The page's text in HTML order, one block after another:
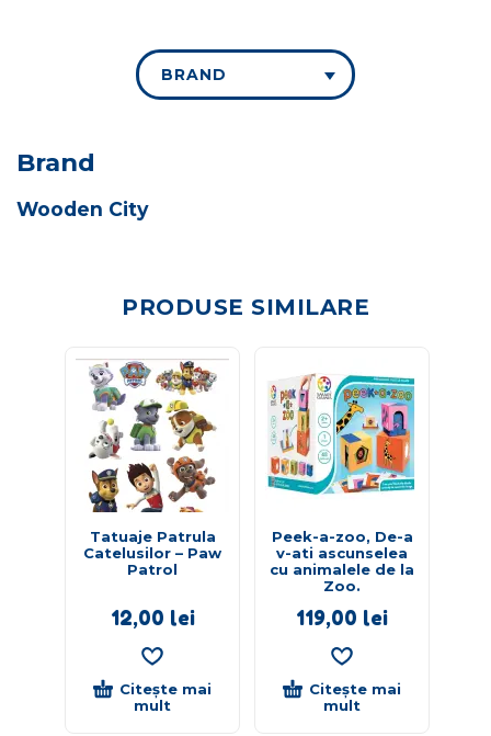
BRAND
Brand
Wooden City
PRODUSE SIMILARE
Tatuaje Patrula
Catelusilor – Paw
Patrol
12,00 lei
Citește mai
mult
Peek-a-zoo, De-a
v-ati ascunselea
cu animalele de la
Zoo.
119,00 lei
Citește mai
mult